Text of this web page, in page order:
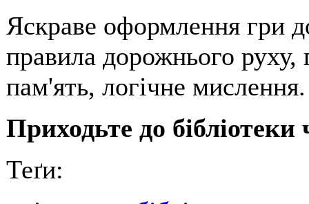
Яскраве оформлення гри
правила дорожнього руху,
пам'ять, логічне мислення.
Приходьте до бібліотеки
Теґи: